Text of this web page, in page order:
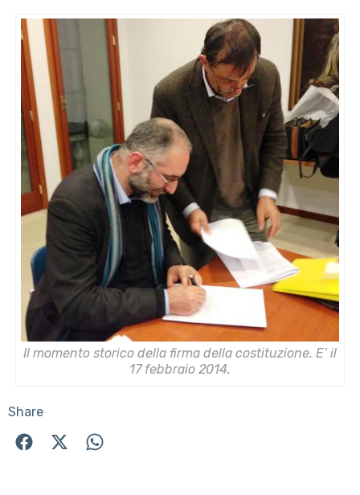
Il momento storico della firma della costituzione. E’ il
17 febbraio 2014.
Share